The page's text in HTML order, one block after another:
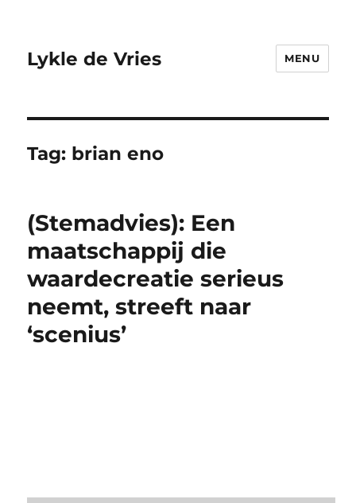
Lykle de Vries MENU
Tag: brian eno
(Stemadvies): Een
maatschappij die
waardecreatie serieus
neemt, streeft naar
‘scenius’